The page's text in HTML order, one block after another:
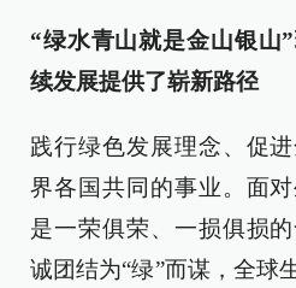
“绿水青山就是金山银山
续发展提供了崭新路径
践行绿色发展理念、促
界各国共同的事业。面
是一荣俱荣、一损俱损
诚团结为“绿”而谋，全球